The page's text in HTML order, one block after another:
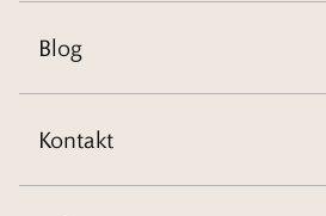
Blog
Kontakt